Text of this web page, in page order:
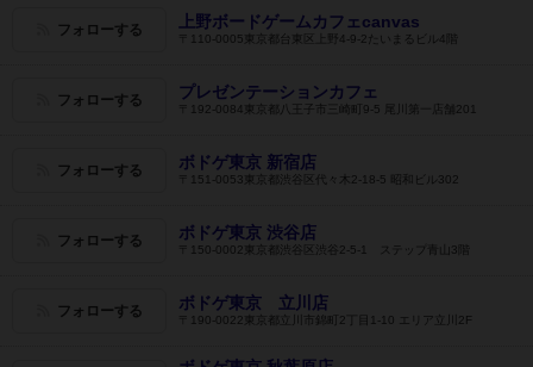
フォローする 上野ボードゲームカフェcanvas
〒110-0005東京都台東区上野4-9-2たいまるビル4階
フォローする プレゼンテーションカフェ
〒192-0084東京都八王子市三崎町9-5 尾川第一店舗201
フォローする ボドゲ東京 新宿店
〒151-0053東京都渋谷区代々木2-18-5 昭和ビル302
フォローする ボドゲ東京 渋谷店
〒150-0002東京都渋谷区渋谷2-5-1 ステップ青山3階
フォローする ボドゲ東京 立川店
〒190-0022東京都立川市錦町2丁目1-10 エリア立川2F